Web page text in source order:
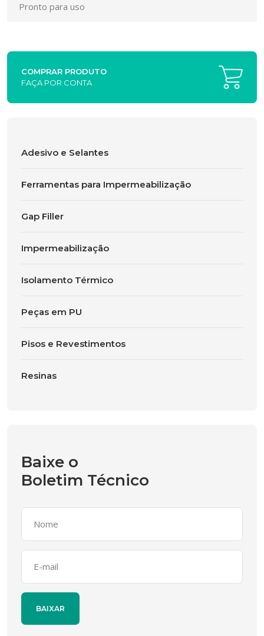
Pronto para uso
COMPRAR PRODUTO
FAÇA POR CONTA
Adesivo e Selantes
Ferramentas para Impermeabilização
Gap Filler
Impermeabilização
Isolamento Térmico
Peças em PU
Pisos e Revestimentos
Resinas
Baixe o
Boletim Técnico